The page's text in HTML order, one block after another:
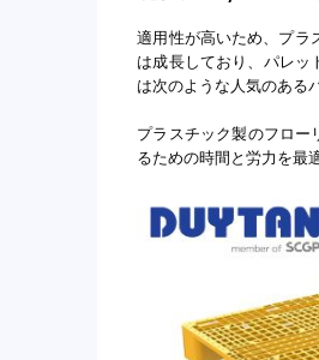
適用性が高いため、プラ
は成長しており、パレ
は次のような人気のある
プラスチック製のフロ
るための時間と労力を最